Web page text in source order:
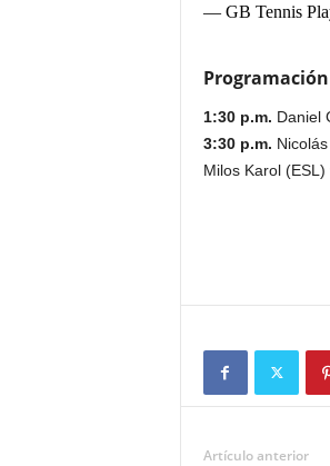
— GB Tennis
1:30 p.m. Daniel
3:30 p.m.
Milos Karol
Artículo anterior